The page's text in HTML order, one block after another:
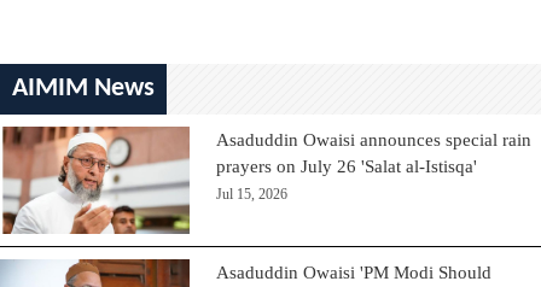
AIMIM News
Asaduddin Owaisi announces special rain
prayers on July 26 'Salat al-Istisqa'
Jul 15, 2026
Asaduddin Owaisi 'PM Modi Should